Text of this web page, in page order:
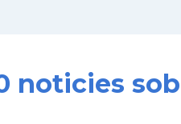
noticies